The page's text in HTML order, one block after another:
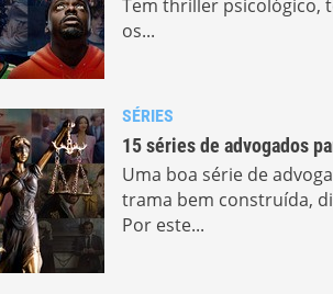
Tem thriller psicológico,
os...
SÉRIES
15 séries de advogados
Uma boa série de
trama bem construída,
Por este...